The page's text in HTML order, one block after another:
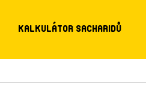
KALKULÁTOR SACHARIDŮ